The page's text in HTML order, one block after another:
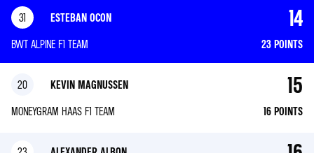
14
31
BWT ALPINE F1 TEAM
ESTEBAN OCON
23 POINTS
15
20
MONEYGRAM HAAS F1 TEAM
KEVIN MAGNUSSEN
16 POINTS